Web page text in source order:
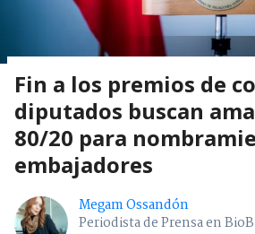
Fin a los premios de
diputados buscan
80/20 para
embajadores
Megam Ossandón
Periodista de Prensa en